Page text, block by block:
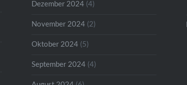
Dezember 2024 (4)
November 2024 (2)
Oktober 2024 (5)
September 2024 (4)